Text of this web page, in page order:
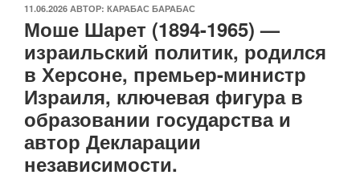
ОПУБЛИКОВАНО
11.06.2026 АВТОР: КАРАБАС БАРАБАС
Моше Шарет (1894-1965) —
израильский политик, родился
в Херсоне, премьер-министр
Израиля, ключевая фигура в
образовании государства и
автор Декларации
независимости.